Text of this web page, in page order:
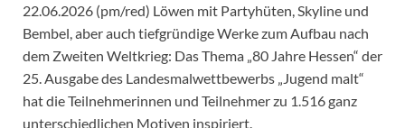
22.06.2026 (pm/red) Löwen mit Partyhüten, Skyline und
Bembel, aber auch tiefgründige Werke zum Aufbau nach
dem Zweiten Weltkrieg: Das Thema „80 Jahre Hessen“ der
25. Ausgabe des Landesmalwettbewerbs „Jugend malt“
hat die Teilnehmerinnen und Teilnehmer zu 1.516 ganz
unterschiedlichen Motiven inspiriert.